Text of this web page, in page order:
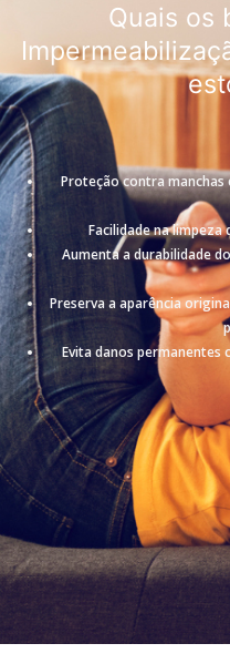
Quais os
Proteção contra manchas
Facilidade na
Aumenta a durabilidade
Preserva a aparência
Evita danos permanentes